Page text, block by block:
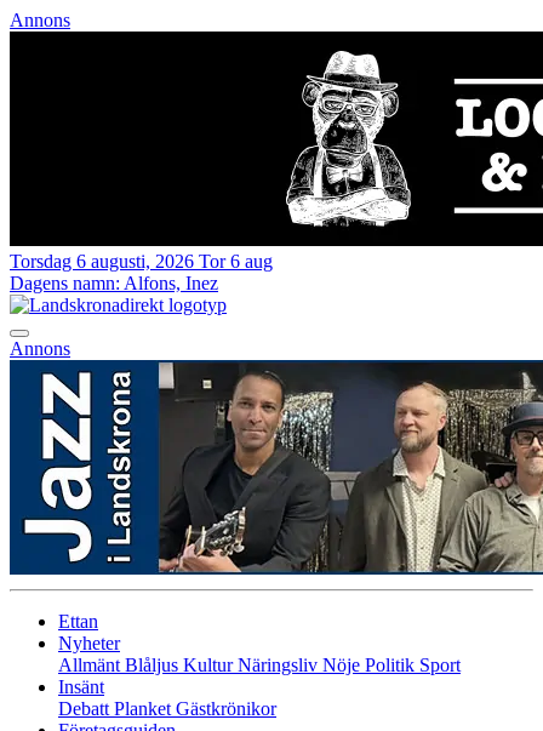
Annons
Torsdag 6 augusti, 2026 Tor 6 aug
Dagens namn: Alfons, Inez
Annons
Ettan
Nyheter
Allmänt Blåljus KulturNäringsliv Nöje Politik Sport
Insänt
Debatt Planket Gästkrönikor